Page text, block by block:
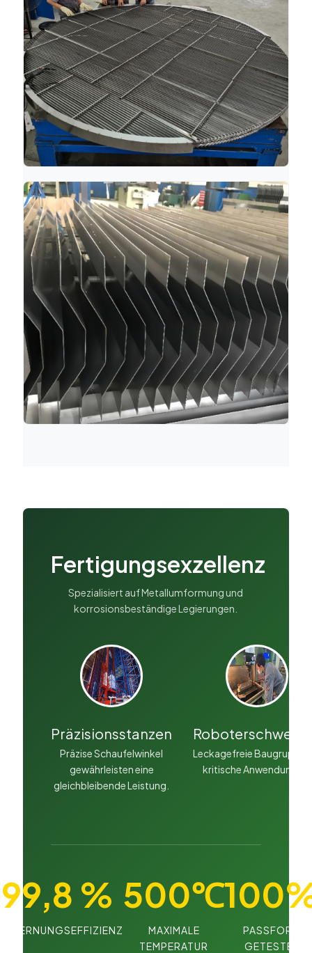
Fertigungsexzellenz
Spezialisiert auf Metallumformung und
korrosionsbeständige Legierungen.
Präzisionsstanzen
Präzise Schaufelwinkel
gewährleisten eine
gleichbleibende Leistung.
Leckagefreie Baugruppe
kritische Anwendungen.
99,8 % 500℃
MAXIMALE
TEMPERATUR
PASSFORM
GETESTET